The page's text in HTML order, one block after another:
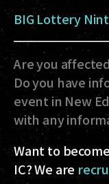
BIG Lottery
Are you
Do you have
event in New
with any
Want to
IC? We are